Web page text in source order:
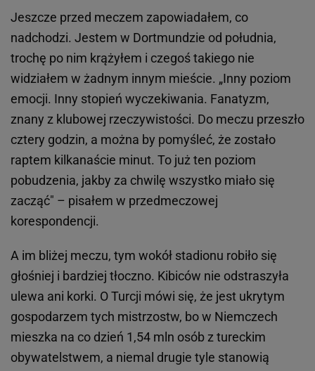
Jeszcze przed meczem zapowiadałem, co
nadchodzi. Jestem w Dortmundzie od południa,
trochę po nim krążyłem i czegoś takiego nie
widziałem w żadnym innym mieście. „Inny poziom
emocji. Inny stopień wyczekiwania. Fanatyzm,
znany z klubowej rzeczywistości. Do meczu przeszło
cztery godzin, a można by pomyśleć, że zostało
raptem kilkanaście minut. To już ten poziom
pobudzenia, jakby za chwilę wszystko miało się
zacząć" – pisałem w przedmeczowej
korespondencji.
A im bliżej meczu, tym wokół stadionu robiło się
głośniej i bardziej tłoczno. Kibiców nie odstraszyła
ulewa ani korki. O Turcji mówi się, że jest ukrytym
gospodarzem tych mistrzostw, bo w Niemczech
mieszka na co dzień 1,54 mln osób z tureckim
obywatelstwem, a niemal drugie tyle stanowią